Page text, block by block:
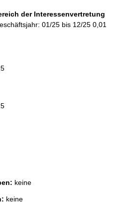
der Interessenvertretung
01/25 bis 12/25 0,01
keine
keine